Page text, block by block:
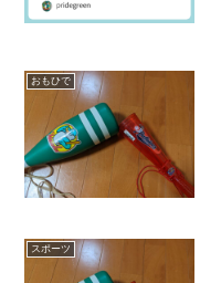
おもひで
スポーツ